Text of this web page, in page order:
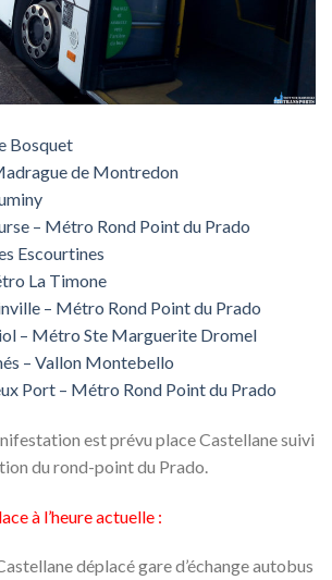
Bosquet
de Montredon
– Métro Rond Point du Prado
Escourtines
La Timone
– Métro Rond Point du Prado
– Métro Ste Marguerite Dromel
– Vallon Montebello
Port – Métro Rond Point du Prado
est prévu place Castellane suivi
du rond-point du Prado.
à l’heure actuelle :
déplacé gare d’échange autobus